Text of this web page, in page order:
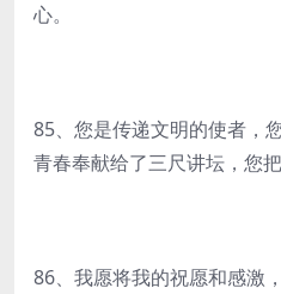
心。
85、您是传递文明的使者，
青春奉献给了三尺讲坛，您
86、我愿将我的祝愿和感激